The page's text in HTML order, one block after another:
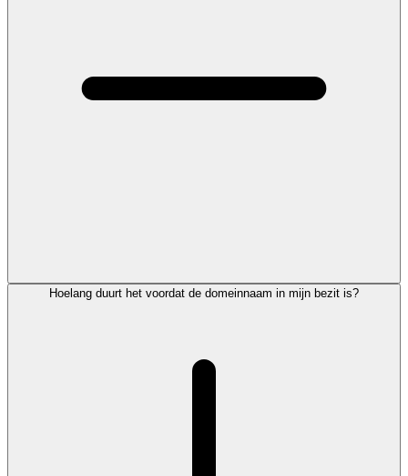
Hoelang duurt het voordat de domeinnaam in mijn bezit is?